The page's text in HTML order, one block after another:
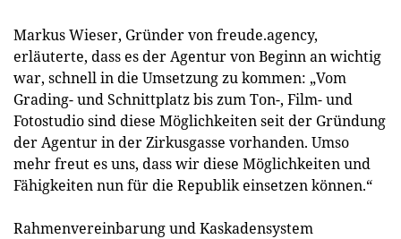
Markus Wieser, Gründer von freude.agency,
erläuterte, dass es der Agentur von Beginn an wichtig
war, schnell in die Umsetzung zu kommen: „Vom
Grading- und Schnittplatz bis zum Ton-, Film- und
Fotostudio sind diese Möglichkeiten seit der Gründung
der Agentur in der Zirkusgasse vorhanden. Umso
mehr freut es uns, dass wir diese Möglichkeiten und
Fähigkeiten nun für die Republik einsetzen können.“
Rahmenvereinbarung und Kaskadensystem